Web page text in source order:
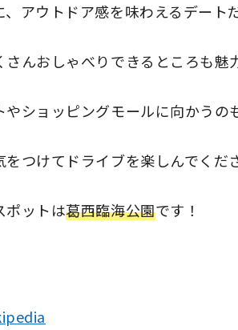
アウトドア感を味わえるデート
んおしゃべりできるところも魅
やショッピングモールに向かうの
つけてドライブを楽しんでくだ
ポットは葛西臨海公園です！